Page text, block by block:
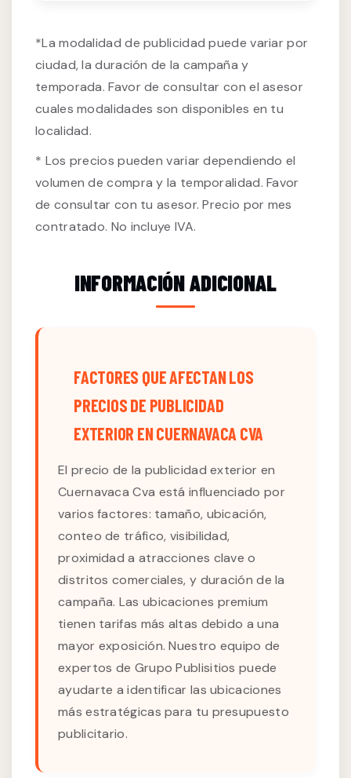
*La modalidad de publicidad puede variar por
ciudad, la duración de la campaña y
temporada. Favor de consultar con el asesor
cuales modalidades son disponibles en tu
localidad.
* Los precios pueden variar dependiendo el
volumen de compra y la temporalidad. Favor
de consultar con tu asesor. Precio por mes
contratado. No incluye IVA.
INFORMACIÓN ADICIONAL
FACTORES QUE AFECTAN LOS
PRECIOS DE PUBLICIDAD
EXTERIOR EN CUERNAVACA CVA
El precio de la publicidad exterior en
Cuernavaca Cva está influenciado por
varios factores: tamaño, ubicación,
conteo de tráfico, visibilidad,
proximidad a atracciones clave o
distritos comerciales, y duración de la
campaña. Las ubicaciones premium
tienen tarifas más altas debido a una
mayor exposición. Nuestro equipo de
expertos de Grupo Publisitios puede
ayudarte a identificar las ubicaciones
más estratégicas para tu presupuesto
publicitario.